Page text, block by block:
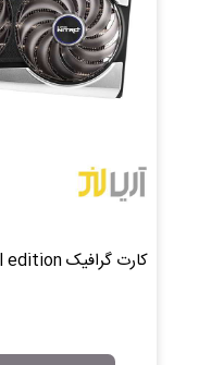
کارت گرافیک sapphire nitro+ 6900 xt special edition